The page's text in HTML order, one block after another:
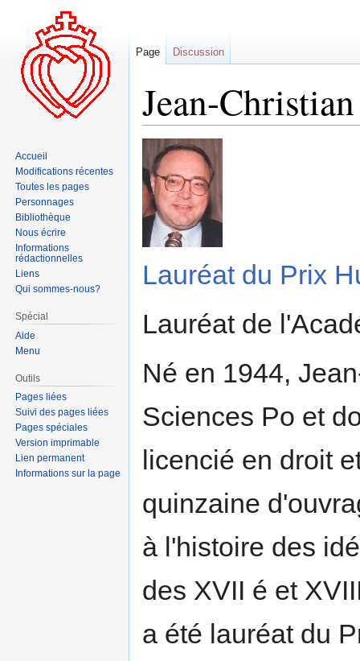
Jean-
Aller
à
la
navigation
Aller
à
la
recherche
Lauréat du Prix
Lauréat de
Né en 1944,
Sciences Po et
licencié en droit
quinzaine
à l'histoire des
des XVII é et
a été lauréat du
Page Discussion
Accueil
Modifications récentes
Toutes les pages
Personnages
Bibliothèque
Nous écrire
Informations
rédactionnelles
Liens
Qui sommes-nous?
Spécial
Aide
Menu
Outils
Pages liées
Suivi des pages liées
Pages spéciales
Version imprimable
Lien permanent
Informations sur la page